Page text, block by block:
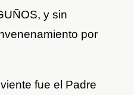
y sin
por
fue el Padre